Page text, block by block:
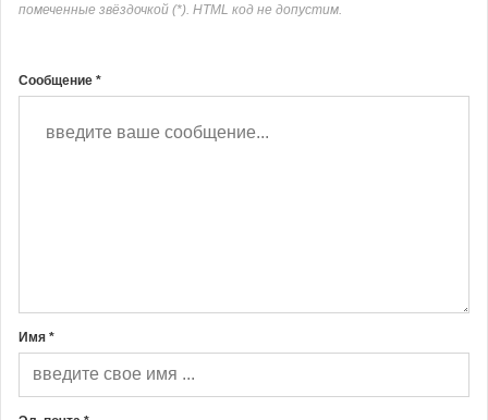
помеченные звёздочкой (*). HTML код не допустим.
Сообщение *
Имя *